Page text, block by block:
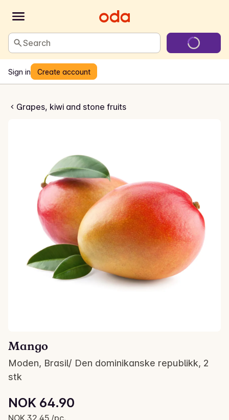
Search
Sign in Create account
Grapes, kiwi and stone fruits
Mango
Moden, Brasil/ Den dominikanske republikk, 2
stk
Current price is: NOK 64.90
NOK 64.90
NOK 32.45 /pc.
Unit price: NOK 32.45 /pc.